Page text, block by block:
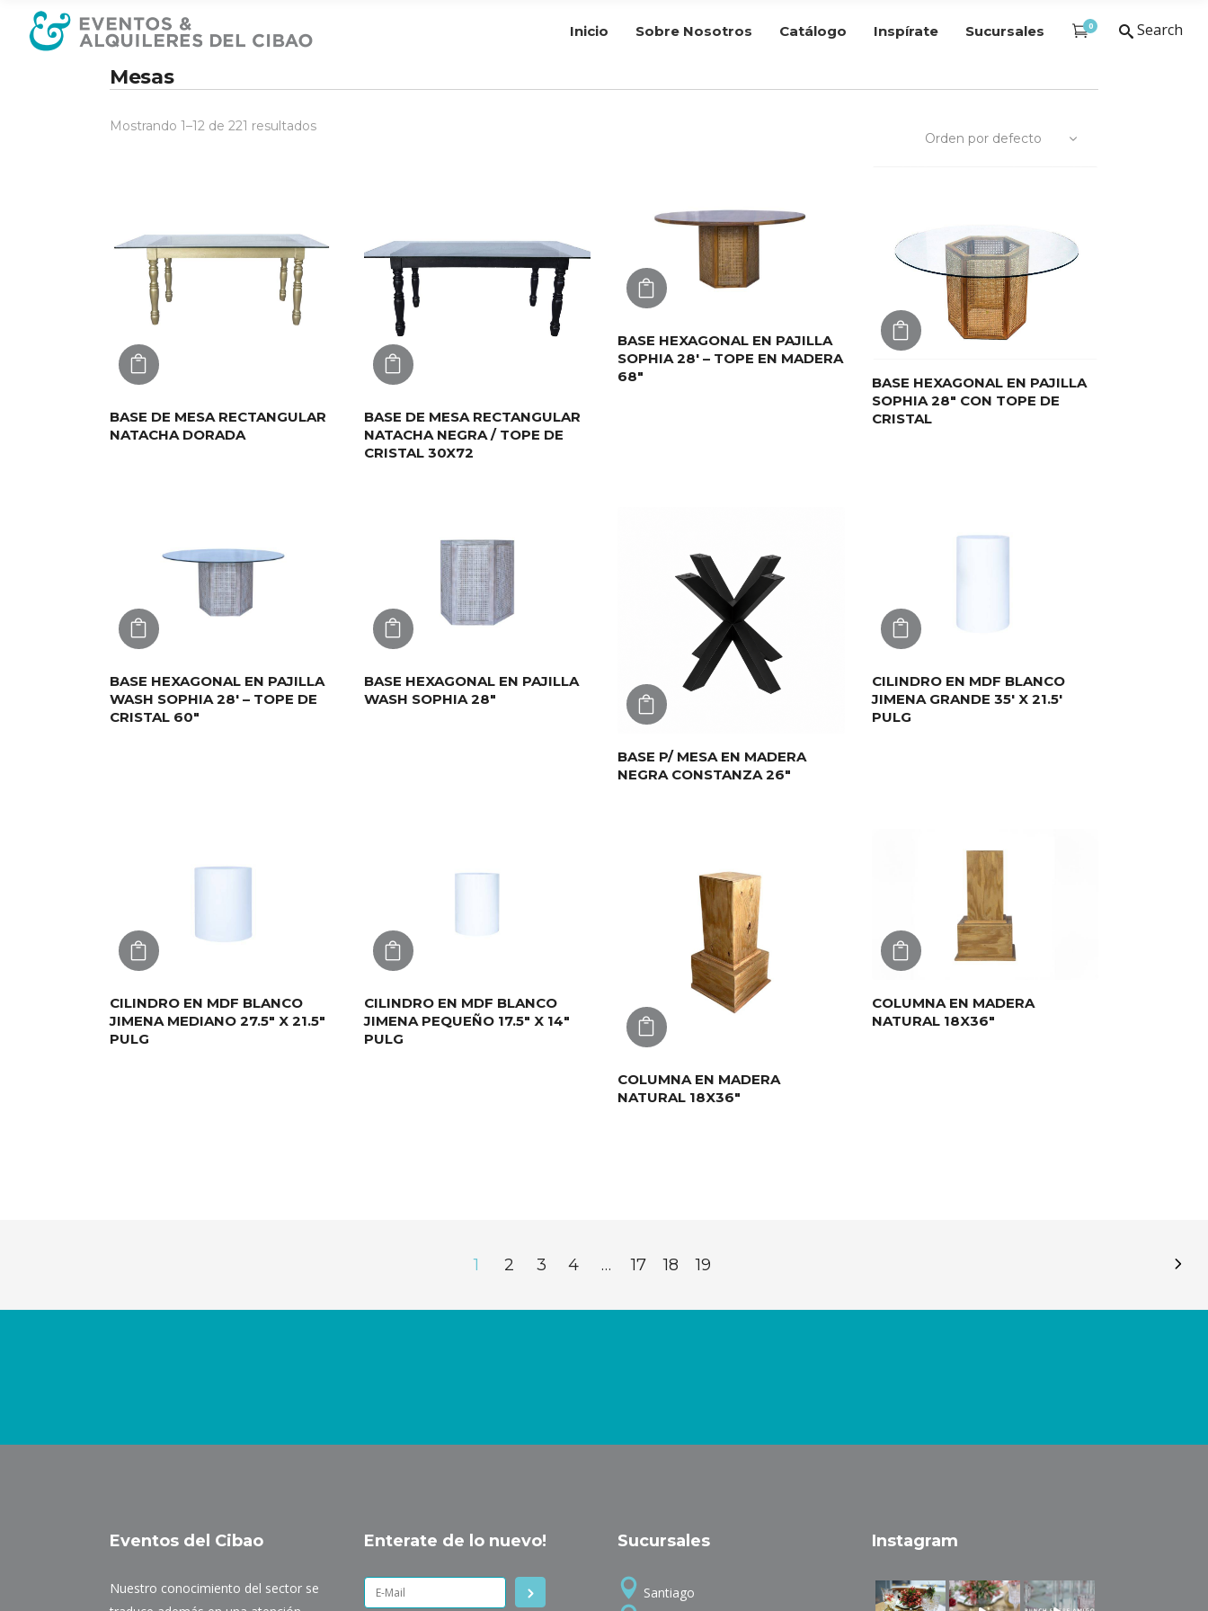
Inicio Sobre Nosotros Catálogo Inspírate Sucursales 0 Search
Mesas
Mostrando 1–12 de 221 resultados
Orden por defecto
BASE DE MESA RECTANGULAR
NATACHA DORADA
BASE DE MESA RECTANGULAR
NATACHA NEGRA / TOPE DE
CRISTAL 30X72
AGREGAR
BASE HEXAGONAL EN PAJILLA
SOPHIA 28′ – TOPE EN MADERA
68″
AGREGAR
BASE HEXAGONAL EN PAJILLA
SOPHIA 28″ CON TOPE DE
CRISTAL
BASE HEXAGONAL EN PAJILLA
WASH SOPHIA 28′ – TOPE DE
CRISTAL 60″
AGREGAR
BASE HEXAGONAL EN PAJILLA
WASH SOPHIA 28″
BASE P/ MESA EN MADERA
NEGRA CONSTANZA 26″
AGREGAR
CILINDRO EN MDF BLANCO
JIMENA GRANDE 35′ X 21.5′
PULG
CILINDRO EN MDF BLANCO
JIMENA MEDIANO 27.5″ X 21.5″
PULG
CILINDRO EN MDF BLANCO
JIMENA PEQUEÑO 17.5″ X 14″
PULG
COLUMNA EN MADERA
NATURAL 18X36″
AGREGAR
COLUMNA EN MADERA
NATURAL 18X36″
1 2 3 4 … 17 18 19
Eventos del Cibao
Nuestro conocimiento del sector se
Enterate de lo nuevo! Sucursales
Santiago
Instagram